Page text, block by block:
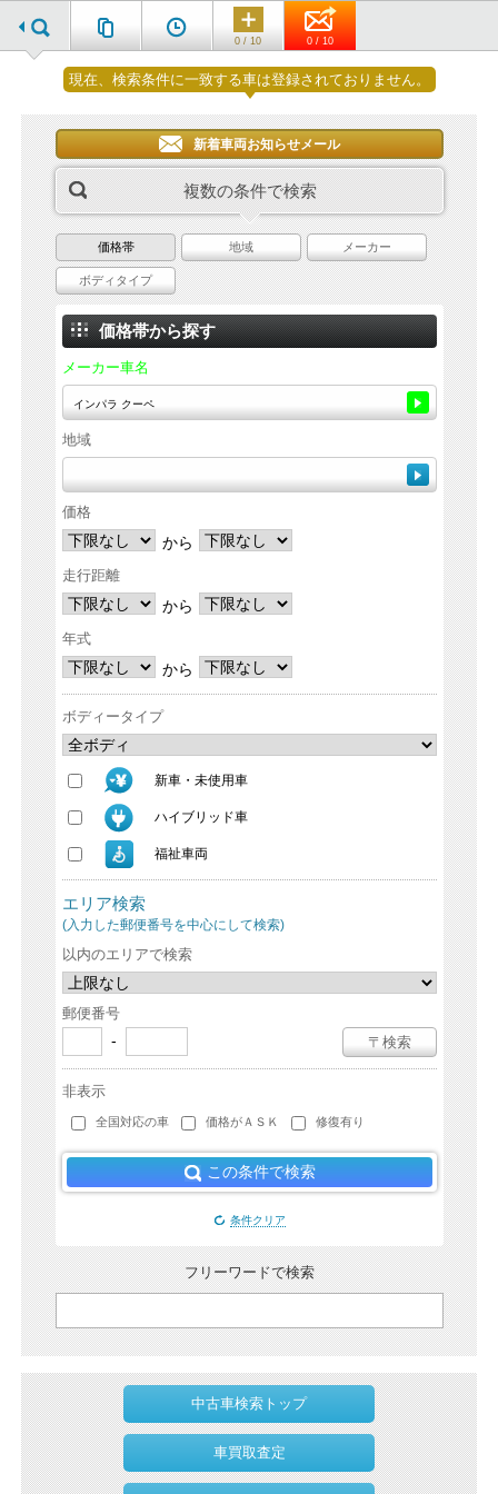
0 / 10 0 / 10
現在、検索条件に一致する車は登録されておりません。
新着車両お知らせメール
複数の条件で検索
価格帯 地域 メーカー
ボディタイプ
価格帯から探す
メーカー車名
地域
価格
から
走行距離
から
年式
から
ボディータイプ
新車・未使用車
ハイブリッド車
福祉車両
エリア検索
(入力した郵便番号を中心にして検索)
以内のエリアで検索
郵便番号
- 〒検索
非表示
全国対応の車 価格がＡＳＫ 修復有り
この条件で検索
条件クリア
フリーワードで検索
中古車検索トップ
車買取査定